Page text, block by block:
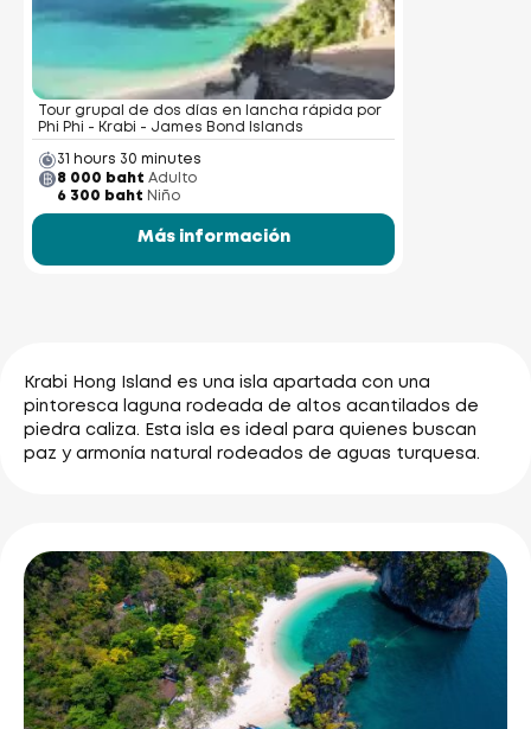
Tour grupal de dos días en lancha rápida por
Phi Phi - Krabi - James Bond Islands
31 hours 30 minutes
8 000 baht Adulto
6 300 baht Niño
Más información
Krabi Hong Island es una isla apartada con una
pintoresca laguna rodeada de altos acantilados de
piedra caliza. Esta isla es ideal para quienes buscan
paz y armonía natural rodeados de aguas turquesa.